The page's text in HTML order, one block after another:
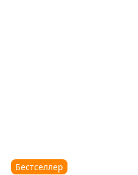
Бестселлер